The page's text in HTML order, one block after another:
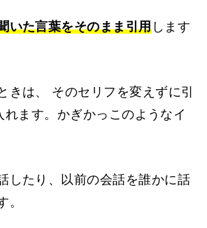
いた言葉をそのまま引用します
きは、 そのセリフを変えずに引
れます。かぎかっこのようなイ
したり、以前の会話を誰かに話
。